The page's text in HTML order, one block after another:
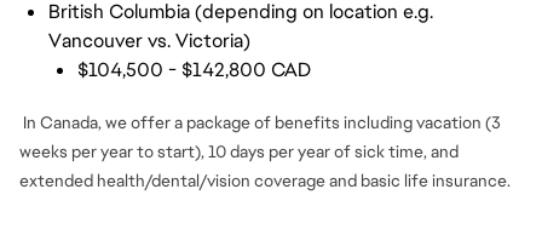
British Columbia (depending on location e.g.
Vancouver vs. Victoria)
$104,500 - $142,800 CAD
In Canada, we offer a package of benefits including vacation (3
weeks per year to start), 10 days per year of sick time, and
extended health/dental/vision coverage and basic life insurance.